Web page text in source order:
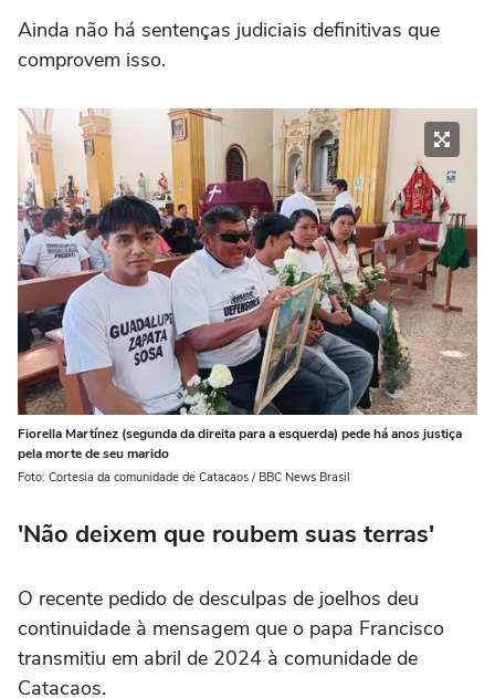
Ainda não há sentenças judiciais definitivas que
comprovem isso.
Fiorella Martínez (segunda da direita para a esquerda) pede há anos justiça
pela morte de seu marido
Foto: Cortesia da comunidade de Catacaos / BBC News Brasil
'Não deixem que roubem suas terras'
O recente pedido de desculpas de joelhos deu
continuidade à mensagem que o papa Francisco
transmitiu em abril de 2024 à comunidade de
Catacaos.